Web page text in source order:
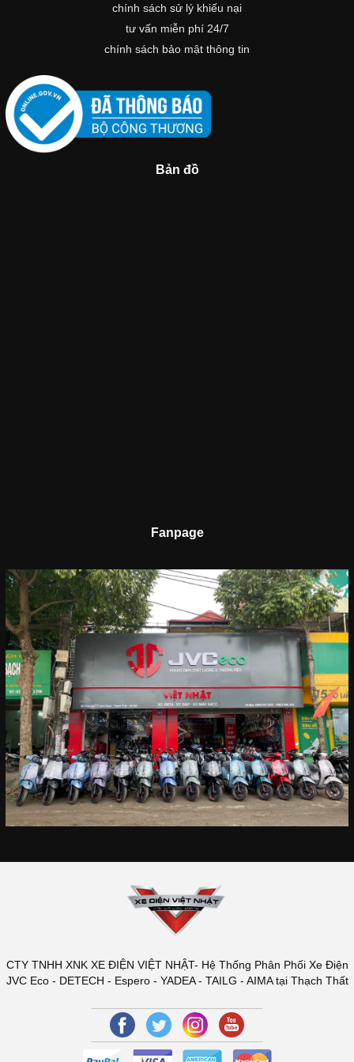
chính sách sử lý khiếu nại
tư vấn miễn phí 24/7
chính sách bảo mật thông tin
Bản đồ
Fanpage
CTY TNHH XNK XE ĐIỆN VIỆT NHẬT- Hệ Thống Phân Phối Xe Điện
JVC Eco - DETECH - Espero - YADEA - TAILG - AIMA tại Thạch Thất